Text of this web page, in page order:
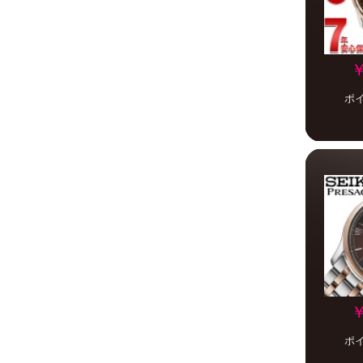
ポ
ポ